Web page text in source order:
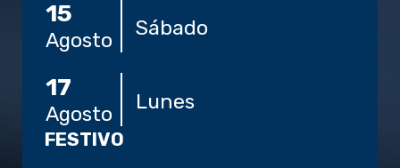
15
Agosto Sábado
17
Agosto Lunes
FESTIVO